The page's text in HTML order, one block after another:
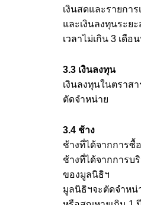
เงินสดและรายกา
และเงินลงทุนระย
เวลาไม่เกิน 3 เดื
3.3 เงินลงทุน
เงินลงทุนในตราส
ตัดจำหน่าย
3.4 ช้าง
ช้างที่ได้จากการซื้
ช้างที่ได้จากการบ
ของมูลนิธิฯ
มูลนิธิฯจะตัดจำหน่